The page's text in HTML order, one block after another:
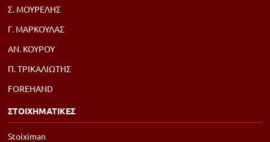
Σ. ΜΟΥΡΕΛΗΣ
Γ. ΜΑΡΚΟΥΛΑΣ
ΑΝ. ΚΟΥΡΟΥ
Π. ΤΡΙΚΑΛΙΩΤΗΣ
FOREHAND
ΣΤΟΙΧΗΜΑΤΙΚΕΣ
Stoiximan